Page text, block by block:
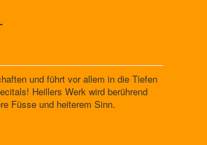
und führt vor allem in die Tiefen
Heillers Werk wird berührend
Füsse und heiterem Sinn.